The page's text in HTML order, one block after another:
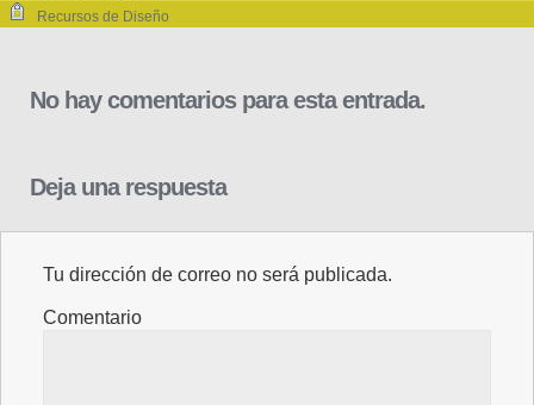
Recursos de Diseño
No hay comentarios para esta entrada.
Deja una respuesta
Tu dirección de correo no será publicada.
Comentario